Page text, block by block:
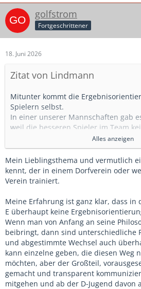
golfstrom
Fortgeschrittener
18. Juni 2026
Zitat von Lindmann
Mitunter kommt die
Spielern selbst.
In einer unserer Mannschaften gab
weil die besseren Spieler im Team
ständig hoch zu verlieren. Da war
die Spieler im Raum, zukünftig bitte
Ergebnisorientierter zu spielen und
Ich weiß gar nicht, wie die das am
Aber irgendwie ist man bei einem
Mannschaften melden kann.
In der kommmenden Saison
Spieler auch deswegen zum
weniger Talentierten zeichnet sich
davon in absehbarer Zeit aufhören
Spielbeteiligung sinkt plötzlich
Kann also durchaus sein, dass man
Alles anzeigen
Mein Lieblingsthema und vermutlich
kennt, der in einem Dorfverein oder
Verein trainiert.
Meine Erfahrung ist ganz klar, dass in
E überhaupt keine
Wenn man von Anfang an seine
beibringt, dann sind unterschiedliche
und abgestimmte Wechsel auch
kann einzelne geben, die diesen Weg
möchten, aber der Großteil,
gemacht und transparent
mitgehen und ab der D-Jugend davon